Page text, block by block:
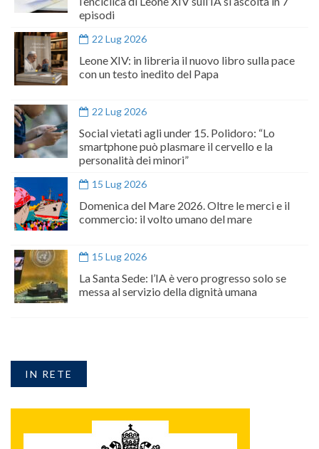
episodi
22 Lug 2026
Leone XIV: in libreria il nuovo libro sulla pace
con un testo inedito del Papa
22 Lug 2026
Social vietati agli under 15. Polidoro: “Lo
smartphone può plasmare il cervello e la
personalità dei minori”
15 Lug 2026
Domenica del Mare 2026. Oltre le merci e il
commercio: il volto umano del mare
15 Lug 2026
La Santa Sede: l’IA è vero progresso solo se
messa al servizio della dignità umana
IN RETE